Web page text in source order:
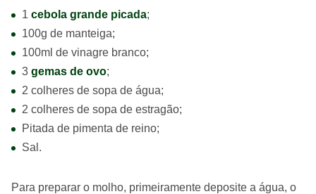
1 cebola grande picada;
100g de manteiga;
100ml de vinagre branco;
3 gemas de ovo;
2 colheres de sopa de água;
2 colheres de sopa de estragão;
Pitada de pimenta de reino;
Sal.
Para preparar o molho, primeiramente deposite a água, o